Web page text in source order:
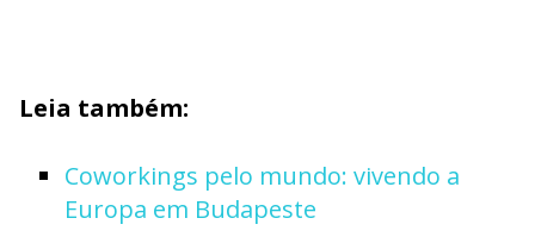
Leia também:
Coworkings pelo mundo: vivendo a
Europa em Budapeste